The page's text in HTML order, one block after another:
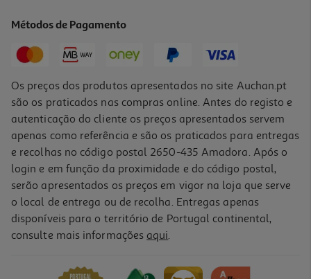
Price reduced from
5,19 €to
Promoção
Métodos de Pagamento
Os preços dos produtos apresentados no site Auchan.pt
são os praticados nas compras online. Antes do registo e
autenticação do cliente os preços apresentados servem
apenas como referência e são os praticados para entregas
e recolhas no código postal 2650-435 Amadora. Após o
login e em função da proximidade e do código postal,
serão apresentados os preços em vigor na loja que serve
o local de entrega ou de recolha. Entregas apenas
disponíveis para o território de Portugal continental,
consulte mais informações aqui.